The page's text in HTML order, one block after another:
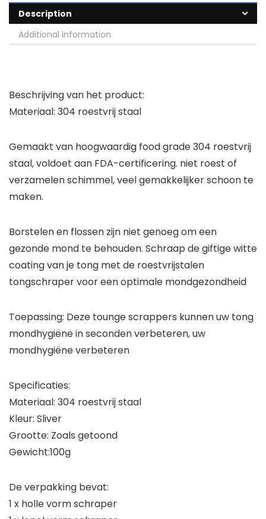
Description
Additional information
Beschrijving van het product:
Materiaal: 304 roestvrij staal
Gemaakt van hoogwaardig food grade 304 roestvrij
staal, voldoet aan FDA-certificering. niet roest of
verzamelen schimmel, veel gemakkelijker schoon te
maken.
Borstelen en flossen zijn niet genoeg om een
gezonde mond te behouden. Schraap de giftige witte
coating van je tong met de roestvrijstalen
tongschraper voor een optimale mondgezondheid
Toepassing: Deze tounge scrappers kunnen uw tong
mondhygiëne in seconden verbeteren, uw
mondhygiëne verbeteren
Specificaties:
Materiaal: 304 roestvrij staal
Kleur: Sliver
Grootte: Zoals getoond
Gewicht:100g
De verpakking bevat:
1 x holle vorm schraper